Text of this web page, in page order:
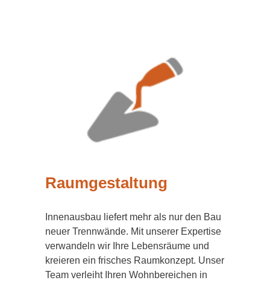
Raumgestaltung
Innenausbau liefert mehr als nur den Bau
neuer Trennwände. Mit unserer Expertise
verwandeln wir Ihre Lebensräume und
kreieren ein frisches Raumkonzept. Unser
Team verleiht Ihren Wohnbereichen in